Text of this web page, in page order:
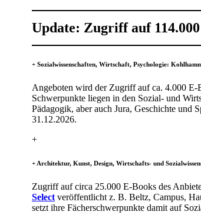
Update: Zugriff auf
​+ Sozialwissenschaften, Wirtschaft, Psychologie:
Angeboten wird der Zugriff auf ca. 4.000 E-
Schwerpunkte liegen in den Sozial- und
Pädagogik, aber auch Jura, Geschichte und
31.12.2026.
+​
+ Architektur, Kunst, Design, Wirtschafts- und
Zugriff auf circa 25.000 E-Books des
Select veröffentlicht z. B. Beltz, Campus,
setzt ihre Fächerschwerpunkte damit auf